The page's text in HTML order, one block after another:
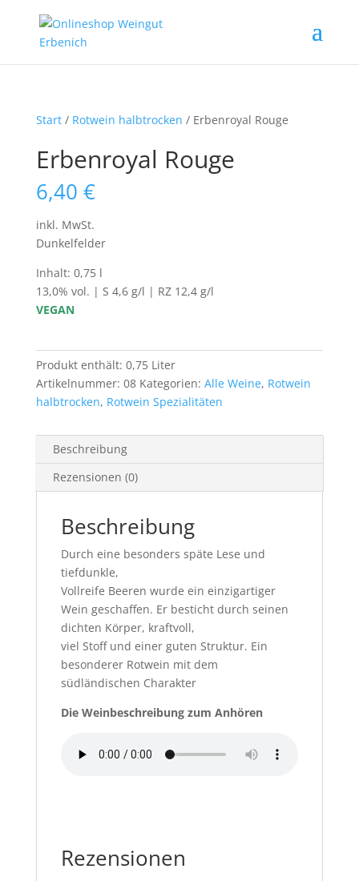
Start/ Rotwein halbtrocken / Erbenroyal Rouge
Erbenroyal Rouge
6,40 €
inkl. MwSt.
Dunkelfelder
Inhalt: 0,75 l
13,0% vol. | S 4,6 g/l | RZ 12,4 g/l
VEGAN
Produkt enthält: 0,75 Liter
Artikelnummer: 08 Kategorien: Alle Weine, Rotwein
halbtrocken, Rotwein Spezialitäten
Beschreibung
Rezensionen (0)
Beschreibung
Durch eine besonders späte Lese und
tiefdunkle,
Vollreife Beeren wurde ein einzigartiger
Wein geschaffen. Er besticht durch seinen
dichten Körper, kraftvoll,
viel Stoff und einer guten Struktur. Ein
besonderer Rotwein mit dem
südländischen Charakter
Die Weinbeschreibung zum Anhören
Rezensionen